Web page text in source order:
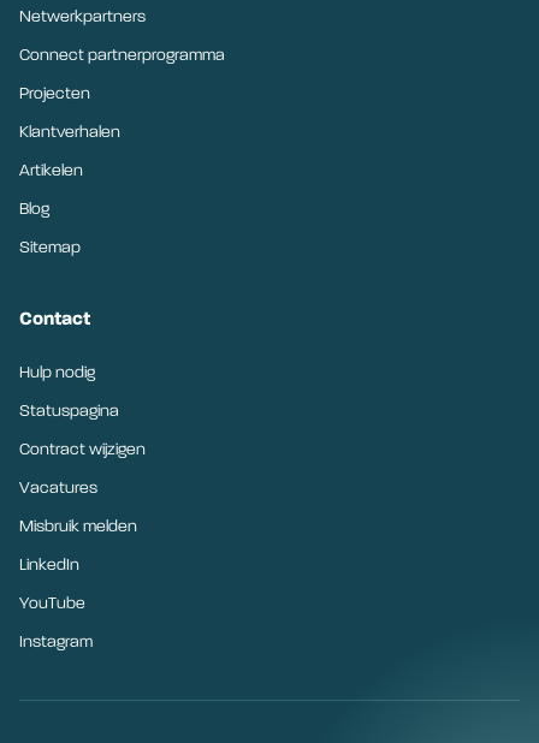
Netwerkpartners
Connect partnerprogramma
Projecten
Klantverhalen
Artikelen
Blog
Sitemap
Contact
Hulp nodig
Statuspagina
Contract wijzigen
Vacatures
Misbruik melden
LinkedIn
YouTube
Instagram